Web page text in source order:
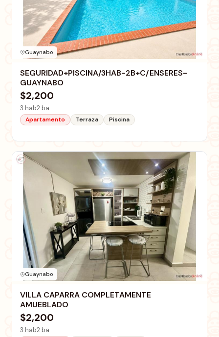
Guaynabo
SEGURIDAD+PISCINA/3HAB-2B+C/ENSERES-
GUAYNABO
$2,200
3 hab2 ba
Apartamento Terraza Piscina
Guaynabo
VILLA CAPARRA COMPLETAMENTE
AMUEBLADO
$2,200
3 hab2 ba